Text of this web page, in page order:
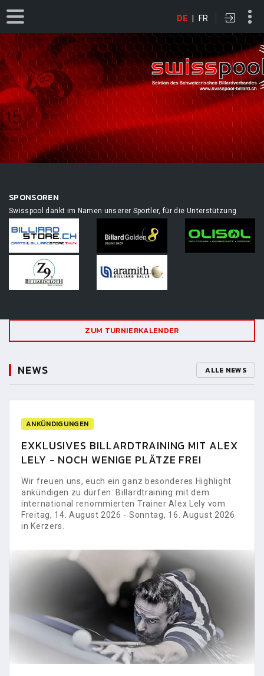
DE | FR
SPONSOREN
Swisspool dankt im Namen unserer Sportler, für die Unterstützung
ZUM TURNIERKALENDER
NEWS ALLE NEWS
ANKÜNDIGUNGEN
EXKLUSIVES BILLARDTRAINING MIT ALEX
LELY - NOCH WENIGE PLÄTZE FREI
Wir freuen uns, euch ein ganz besonderes Highlight
ankündigen zu dürfen: Billardtraining mit dem
international renommierten Trainer Alex Lely vom
Freitag, 14. August 2026 - Sonntag, 16. August 2026
in Kerzers.